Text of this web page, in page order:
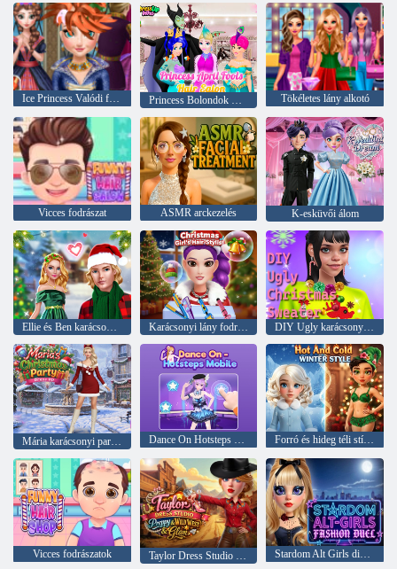
Ice Princess Valódi frizurák Tökéletes lány alkotó
Vicces fodrászat ASMR arckezelés K-esküvői álom
Ellie és Ben karácsony este Karácsonyi lány fodrász DIY Ugly karácsonyi pulóver
Dance On Hotsteps Mobile Forró és hideg téli stílus
Vicces fodrászatok Stardom Alt Girls divatpárbaj